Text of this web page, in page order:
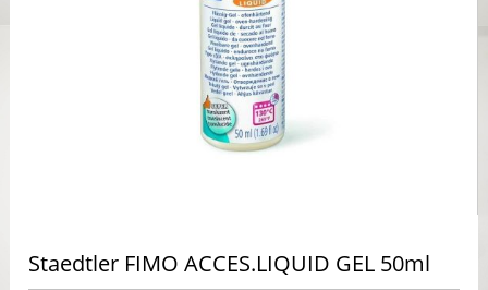
Staedtler FIMO ACCES.LIQUID GEL 50ml